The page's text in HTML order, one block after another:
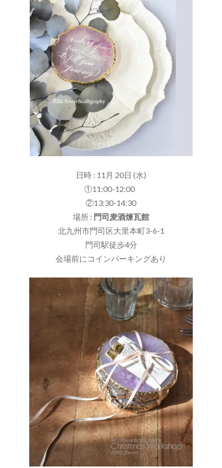
日時 : 11月 20日 (水)
①11:00-12:00
②13:30-14:30
場所 : 門司麦酒煉瓦館
北九州市門司区大里本町3-6-1
門司駅徒歩4分
会場前にコインパーキングあり